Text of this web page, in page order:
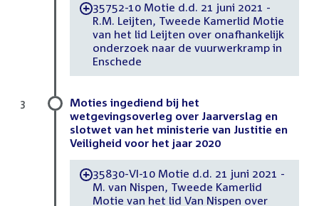
-35752-10 Motie d.d. 21 juni 2021 -
R.M. Leijten, Tweede Kamerlid Motie
van het lid Leijten over onafhankelijk
onderzoek naar de vuurwerkramp in
Enschede
Moties ingediend bij het
wetgevingsoverleg over Jaarverslag en
slotwet van het ministerie van Justitie en
Veiligheid voor het jaar 2020
-35830-VI-10 Motie d.d. 21 juni 2021 -
M. van Nispen, Tweede Kamerlid
Motie van het lid Van Nispen over
3